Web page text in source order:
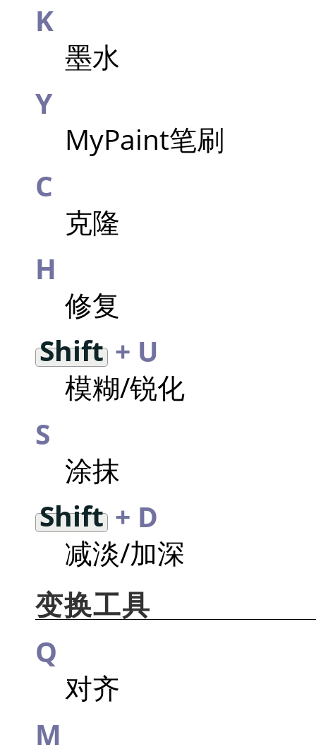
K
墨水
Y
MyPaint笔刷
C
克隆
H
修复
Shift+ U
模糊/锐化
S
涂抹
Shift+ D
减淡/加深
变换工具
Q
对齐
M